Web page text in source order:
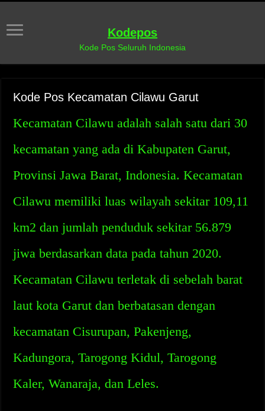
Kodepos
Kode Pos Seluruh Indonesia
Kode Pos Kecamatan Cilawu Garut
Kecamatan Cilawu adalah salah satu dari 30
kecamatan yang ada di Kabupaten Garut,
Provinsi Jawa Barat, Indonesia. Kecamatan
Cilawu memiliki luas wilayah sekitar 109,11
km2 dan jumlah penduduk sekitar 56.879
jiwa berdasarkan data pada tahun 2020.
Kecamatan Cilawu terletak di sebelah barat
laut kota Garut dan berbatasan dengan
kecamatan Cisurupan, Pakenjeng,
Kadungora, Tarogong Kidul, Tarogong
Kaler, Wanaraja, dan Leles.